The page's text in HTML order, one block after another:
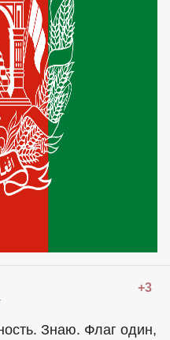
+3
Знаю. Флаг один,